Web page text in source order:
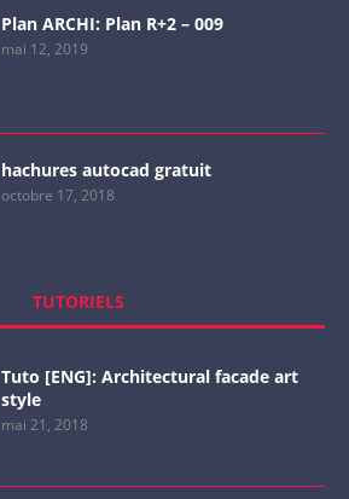
Plan ARCHI: Plan R+2 – 009
mai 12, 2019
hachures autocad gratuit
octobre 17, 2018
TUTORIELS
Tuto [ENG]: Architectural facade art
style
mai 21, 2018